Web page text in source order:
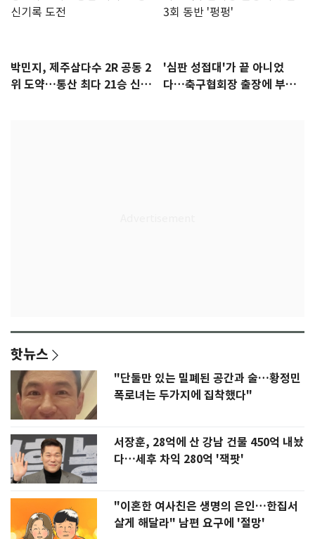
박민지, 제주삼다수 2R 공동 2
위 도약…통산 최다 21승 신기
'심판 성접대'가 끝 아니었
다…축구협회장 출장에 부인
핫뉴스
"단둘만 있는 밀폐된 공간과 술…황정민
폭로녀는 두가지에 집착했다"
서장훈, 28억에 산 강남 건물 450억 내놨
다…세후 차익 280억 '잭팟'
"이혼한 여사친은 생명의 은인…한집서
살게 해달라" 남편 요구에 '절망'